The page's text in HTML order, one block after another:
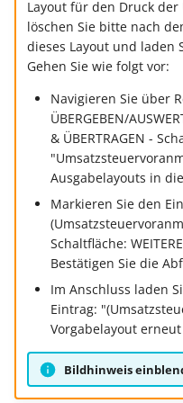
Layout für den Druck
löschen Sie bitte nach
dieses Layout und laden
Gehen Sie wie folgt vor:
Navigieren Sie über
ÜBERGEBEN/
& ÜBERTRAGEN -
Ausgabelayouts in
Markieren Sie den
Schaltfläche:
Bestätigen Sie die
Im Anschluss laden
Eintrag:
Vorgabelayout
Bildhinweis
Buchungssatzerstellung
der Kasse
Skontovorgaben
Funktionen im
Kassenbondruck
Regeln
Kassenstand prüfen
(Vorgang)
Österreich:
Registrierkassenpflicht
(RKSV)